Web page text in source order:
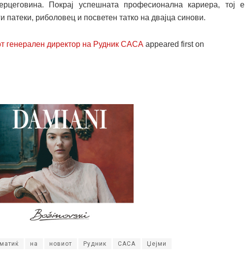
Пoкрај успешната професионална кариера, тој е
патеки, риболовец и посветен татко на двајца синови.
генерален директор на Рудник САСА appeared first on
на новиот Рудник САСА Џејми